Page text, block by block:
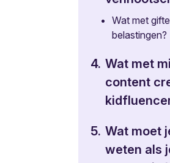
•
Wat met
belastingen?
4. Wat met
content
5. Wat moet
weten als